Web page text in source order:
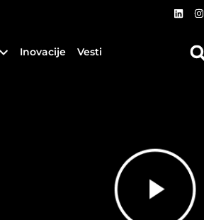
Inovacije Vesti